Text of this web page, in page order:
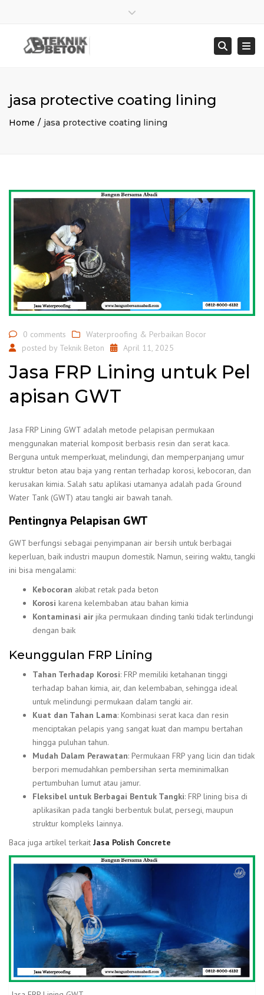
Sen – Jum : 8:00 – 17:00
021 8278 4845
bangunbersamaabadi@gmail.com
jasa protective coating lining
Home jasa protective coating lining
0 comments
Waterproofing & Perbaikan Bocor
posted by Teknik Beton April 11, 2025
Jasa FRP Lining untuk Pel
apisan GWT
Jasa FRP Lining GWT adalah metode pelapisan permukaan
menggunakan material komposit berbasis resin dan serat kaca.
Berguna untuk memperkuat, melindungi, dan memperpanjang umur
struktur beton atau baja yang rentan terhadap korosi, kebocoran, dan
kerusakan kimia. Salah satu aplikasi utamanya adalah pada Ground
Water Tank (GWT) atau tangki air bawah tanah.
Pentingnya Pelapisan GWT
GWT berfungsi sebagai penyimpanan air bersih untuk berbagai
keperluan, baik industri maupun domestik. Namun, seiring waktu, tangki
ini bisa mengalami:
Kebocoran akibat retak pada beton
Korosi karena kelembaban atau bahan kimia
Kontaminasi air jika permukaan dinding tanki tidak terlindungi
dengan baik
Keunggulan FRP Lining
Tahan Terhadap Korosi: FRP memiliki ketahanan tinggi
terhadap bahan kimia, air, dan kelembaban, sehingga ideal
untuk melindungi permukaan dalam tangki air.
Kuat dan Tahan Lama: Kombinasi serat kaca dan resin
menciptakan pelapis yang sangat kuat dan mampu bertahan
hingga puluhan tahun.
Mudah Dalam Perawatan: Permukaan FRP yang licin dan tidak
berpori memudahkan pembersihan serta meminimalkan
pertumbuhan lumut atau jamur.
Fleksibel untuk Berbagai Bentuk Tangki: FRP lining bisa di
aplikasikan pada tangki berbentuk bulat, persegi, maupun
struktur kompleks lainnya.
Baca juga artikel terkait Jasa Polish Concrete